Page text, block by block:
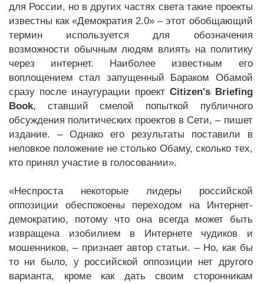
для России, но в других частях света такие проекты
известны как «Демократия 2.0» – этот обобщающий
термин используется для обозначения
возможности обычным людям влиять на политику
через интернет. Наиболее известным его
воплощением стал запущенный Бараком Обамой
сразу после инаугурации проект Citizen's Briefing
Book, ставший смелой попыткой публичного
обсуждения политических проектов в Сети, – пишет
издание. – Однако его результаты поставили в
неловкое положение не столько Обаму, сколько тех,
кто принял участие в голосовании».
«Неспроста некоторые лидеры российской
оппозиции обеспокоены переходом на Интернет-
демократию, потому что она всегда может быть
извращена изобилием в Интернете чудиков и
мошенников, – признает автор статьи. – Но, как бы
то ни было, у российской оппозиции нет другого
варианта, кроме как дать своим сторонникам